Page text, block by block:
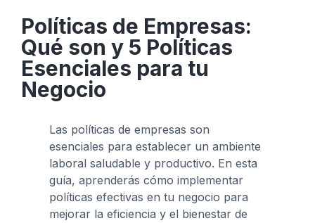
Políticas de Empresas:
Qué son y 5 Políticas
Esenciales para tu
Negocio
Las políticas de empresas son
esenciales para establecer un ambiente
laboral saludable y productivo. En esta
guía, aprenderás cómo implementar
políticas efectivas en tu negocio para
mejorar la eficiencia y el bienestar de